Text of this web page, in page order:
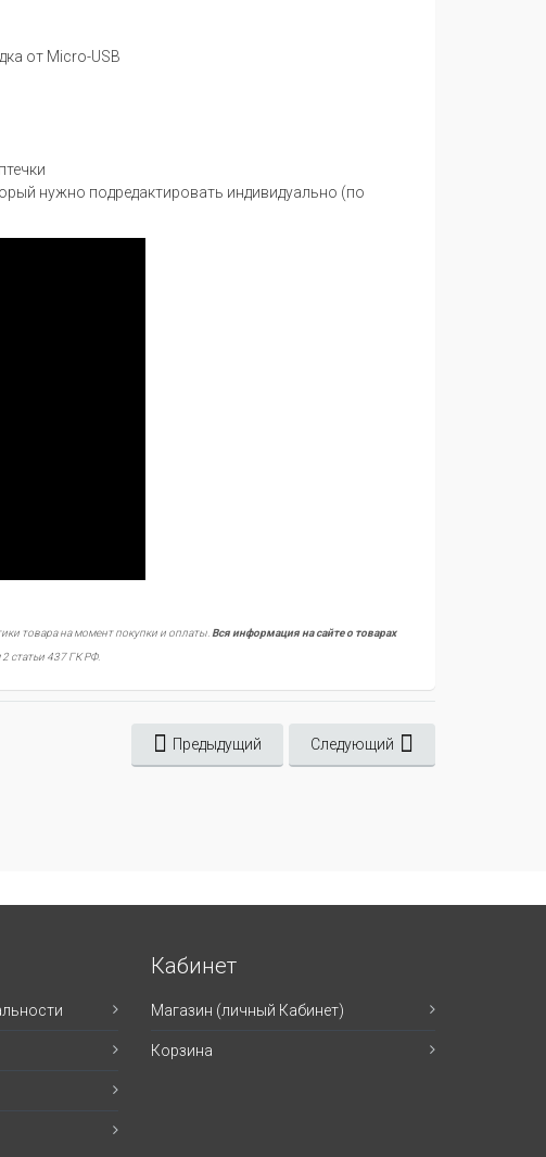
от Micro-USB
нужно подредактировать индивидуально (по
товара на момент покупки и оплаты.Вся информация на сайте о товарах
статьи 437 ГК РФ.
Предыдущий Следующий
Кабинет
Магазин (личный Кабинет)
Корзина